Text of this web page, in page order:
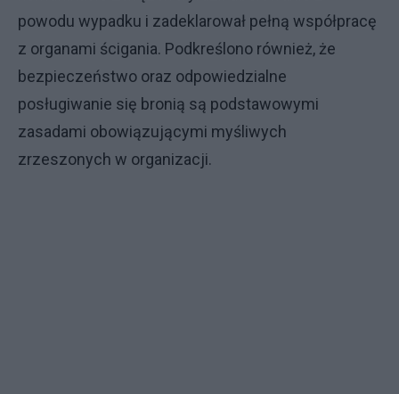
powodu wypadku i zadeklarował pełną współpracę
z organami ścigania. Podkreślono również, że
bezpieczeństwo oraz odpowiedzialne
posługiwanie się bronią są podstawowymi
zasadami obowiązującymi myśliwych
zrzeszonych w organizacji.